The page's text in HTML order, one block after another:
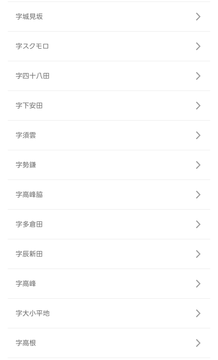
字城見坂
字スクモロ
字四十八田
字下安田
字須雲
字勢鎌
字高峰脇
字多倉田
字辰新田
字高峰
字大小平地
字高根